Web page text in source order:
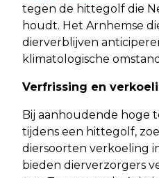
tegen de hittegolf die
houdt. Het Arnhemse
dierverblijven
klimatologische
Verfrissing en
Bij aanhoudende hoge
tijdens een hittegolf,
diersoorten verkoeling
bieden dierverzorgers